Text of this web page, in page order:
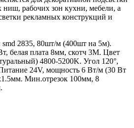
ниш, рабочих зон кухни, мебели, а
рекламных конструкций и
2835, 80шт/м (400шт на 5м).
белая плата 8мм, скотч 3М. Цвет
4800-5200K. Угол 120°,
24V, мощность 6 Вт/м (30 Вт
Мин.отрезок 100мм, 8